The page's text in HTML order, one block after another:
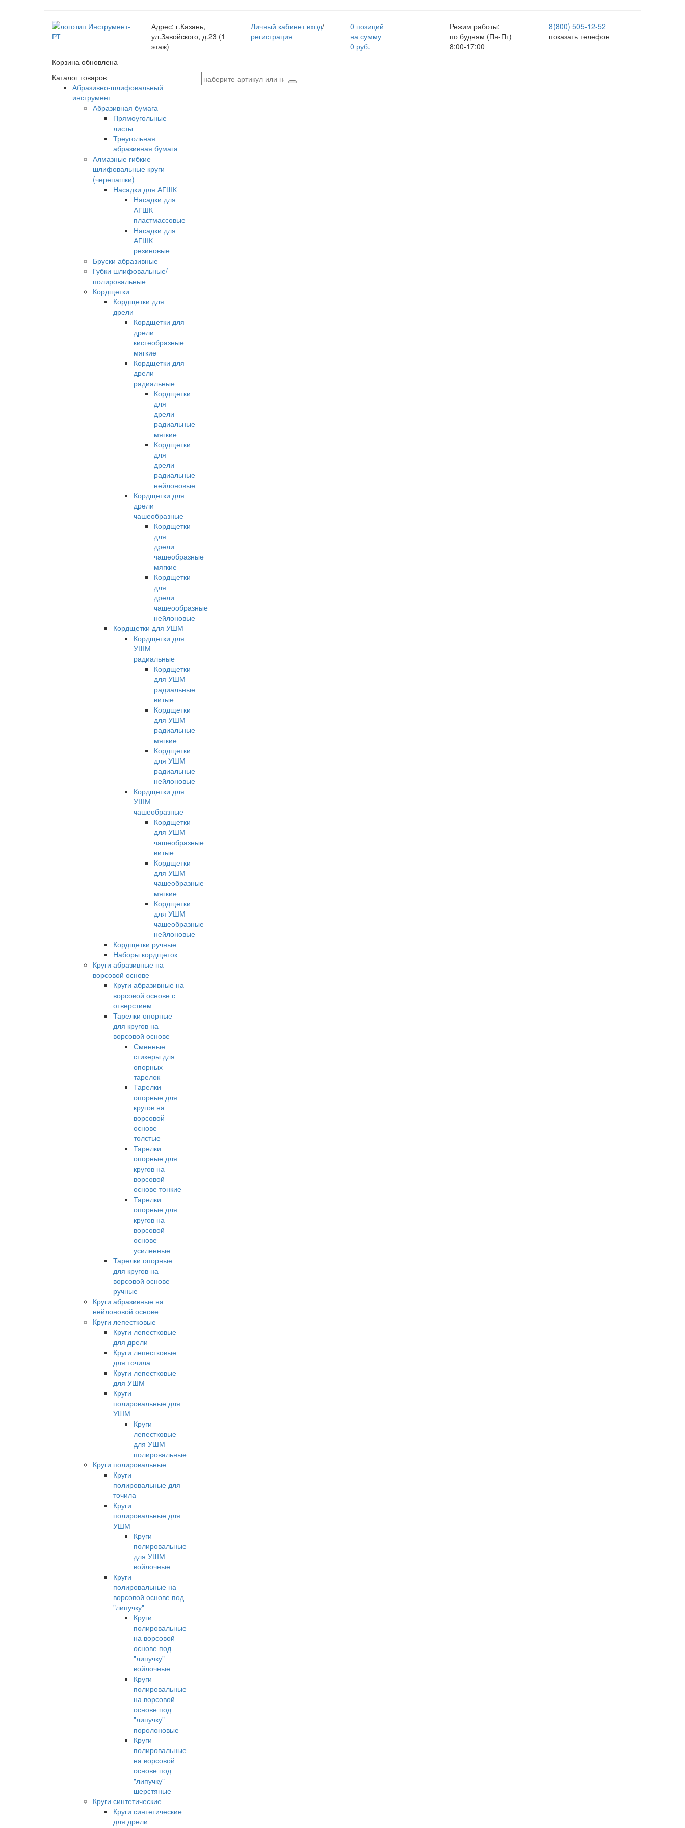
Адрес: г.Казань,
ул.Завойского, д.23 (1
этаж)
Личный кабинет вход/
регистрация
0 позиций
на сумму
0 руб.
Режим работы:
по будням (Пн-Пт)
8:00-17:00
8(800) 505-12-52
показать телефон
Корзина обновлена
Каталог товаров
Абразивно-шлифовальный
инструмент
Абразивная бумага
Прямоугольные
листы
Треугольная
абразивная бумага
Алмазные гибкие
шлифовальные круги
(черепашки)
Насадки для АГШК
Насадки для
АГШК
пластмассовые
Насадки для
АГШК
резиновые
Бруски абразивные
Губки шлифовальные/
полировальные
Кордщетки
Кордщетки для
дрели
Кордщетки для
дрели
кистеобразные
мягкие
Кордщетки для
дрели
радиальные
Кордщетки
для
дрели
радиальные
мягкие
Кордщетки
для
дрели
радиальные
нейлоновые
Кордщетки для
дрели
чашеобразные
Кордщетки
для
дрели
чашеобразные
мягкие
Кордщетки
для
дрели
чашеообразные
нейлоновые
Кордщетки для УШМ
Кордщетки для
УШМ
радиальные
Кордщетки
для УШМ
радиальные
витые
Кордщетки
для УШМ
радиальные
мягкие
Кордщетки
для УШМ
радиальные
нейлоновые
Кордщетки для
УШМ
чашеобразные
Кордщетки
для УШМ
чашеобразные
витые
Кордщетки
для УШМ
чашеобразные
мягкие
Кордщетки
для УШМ
чашеобразные
нейлоновые
Кордщетки ручные
Наборы кордщеток
Круги абразивные на
ворсовой основе
Круги абразивные на
ворсовой основе с
отверстием
Тарелки опорные
для кругов на
ворсовой основе
Сменные
стикеры для
опорных
тарелок
Тарелки
опорные для
кругов на
ворсовой
основе
толстые
Тарелки
опорные для
кругов на
ворсовой
основе тонкие
Тарелки
опорные для
кругов на
ворсовой
основе
усиленные
Тарелки опорные
для кругов на
ворсовой основе
ручные
Круги абразивные на
нейлоновой основе
Круги лепестковые
Круги лепестковые
для дрели
Круги лепестковые
для точила
Круги лепестковые
для УШМ
Круги
полировальные для
УШМ
Круги
лепестковые
для УШМ
полировальные
Круги полировальные
Круги
полировальные для
точила
Круги
полировальные для
УШМ
Круги
полировальные
для УШМ
войлочные
Круги
полировальные на
ворсовой основе под
"липучку"
Круги
полировальные
на ворсовой
основе под
"липучку"
войлочные
Круги
полировальные
на ворсовой
основе под
"липучку"
поролоновые
Круги
полировальные
на ворсовой
основе под
"липучку"
шерстяные
Круги синтетические
Круги синтетические
для дрели